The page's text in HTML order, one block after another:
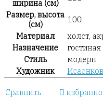
ширина (см)
Размер, высота
(см)
100
Материал
холст,
Назначение
гостиная
Стиль
модерн
Художник
Сравнить В